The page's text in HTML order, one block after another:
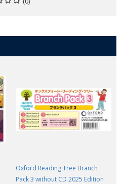
Oxford Reading Tree Branch
Pack 3 without CD 2025 Edition